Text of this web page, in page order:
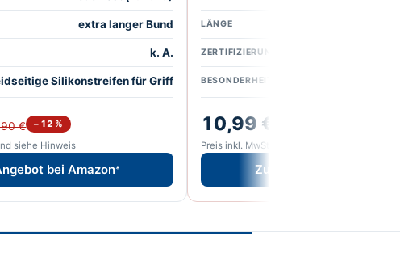
extra langer Bund
k. A.
Silikonstreifen für Griff
€
−12 %
siehe Hinweis
bei Amazon*
LÄNGE
ZERTIFIZIERUNG
BESONDERHEIT
10,99 €
Preis inkl. MwSt., Stand siehe Hinweis
Zum Angebot bei